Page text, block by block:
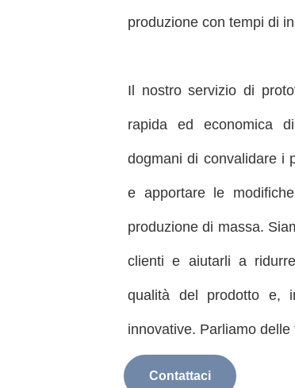
produzione con tempi di
Il nostro servizio di
rapida ed economica
dogmani di convalidare i
e apportare le
produzione di massa.
clienti e aiutarli a
qualità del prodotto e,
innovative. Parliamo
Contattaci